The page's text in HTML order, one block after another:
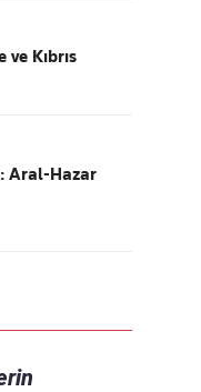
Kıbrıs
Aral-Hazar